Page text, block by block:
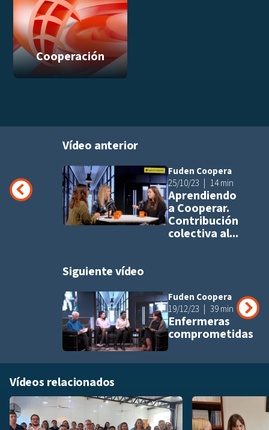
Cooperación
Vídeo anterior
Añadir a
Fuden Coopera
25/10/23
14 min
Aprendiendo
a Cooperar.
Contribución
colectiva al...
Siguiente vídeo
Añadir a
Fuden Coopera
19/12/23
39 min
Enfermeras
comprometidas
Vídeos relacionados
Añadir a